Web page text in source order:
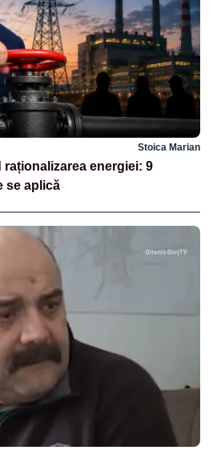
Stoica Marian
energiei: 9
se aplică